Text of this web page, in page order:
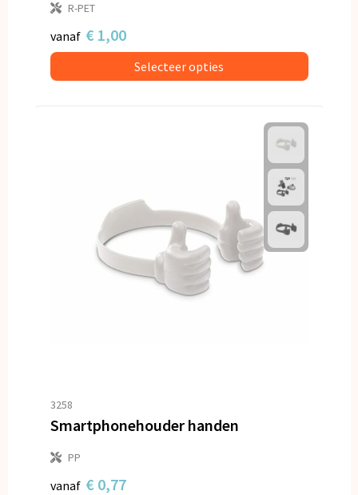
R-PET
vanaf € 1,00
Selecteer opties
3258
Smartphonehouder handen
PP
vanaf € 0,77